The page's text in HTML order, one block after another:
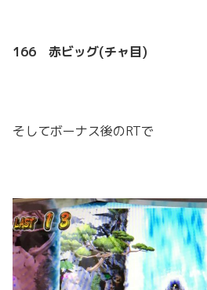
166 赤ビッグ(チャ目)
そしてボーナス後のRTで